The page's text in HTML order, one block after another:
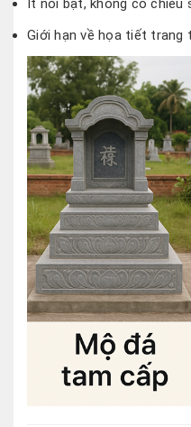
Ít nổi bật, không có chiều
Giới hạn về họa tiết trang